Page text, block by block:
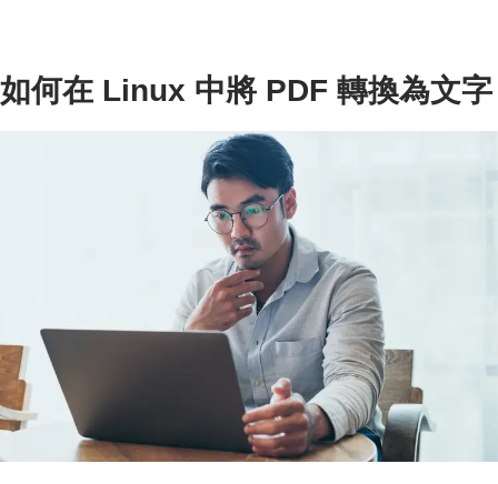
如何在 Linux 中將 PDF 轉換為文字